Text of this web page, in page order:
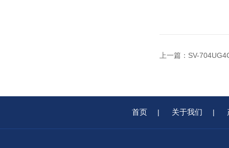
上一篇： SV-
首页 | 关于我们 |